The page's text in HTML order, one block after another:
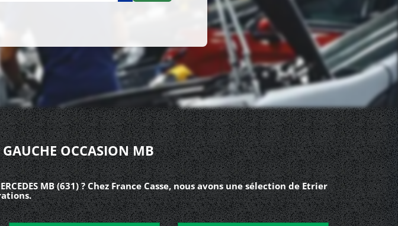
OCCASION MB
MB (631) ? Chez France Casse, nous avons une sélection de Etrier